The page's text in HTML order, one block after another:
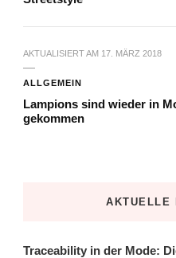
AKTUALISIERT AM 17. MÄRZ 2018
ALLGEMEIN
Lampions sind wieder in
gekommen
AKTUELLE
Traceability in der Mode: